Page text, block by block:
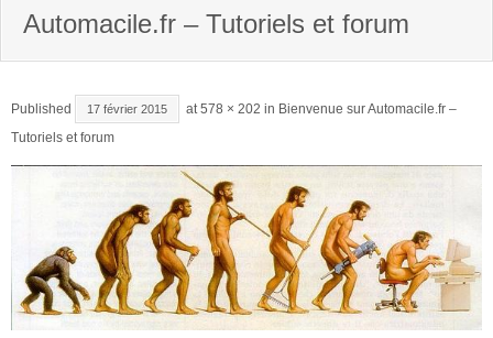
Automacile.fr – Tutoriels et forum
Published 17 février 2015 at578 × 202 in Bienvenue sur Automacile.fr –
Tutoriels et forum